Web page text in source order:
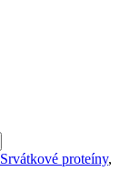
Srvátkové proteíny,